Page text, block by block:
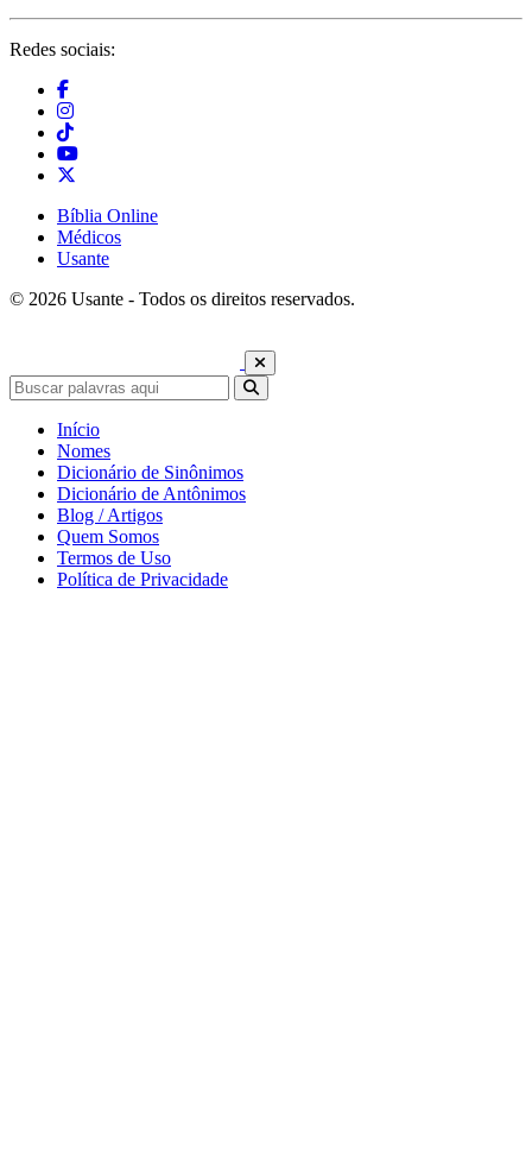
Redes sociais:
Bíblia Online
Médicos
Usante
© 2026 Usante - Todos os direitos reservados.
Início
Nomes
Dicionário de Sinônimos
Dicionário de Antônimos
Blog / Artigos
Quem Somos
Termos de Uso
Política de Privacidade